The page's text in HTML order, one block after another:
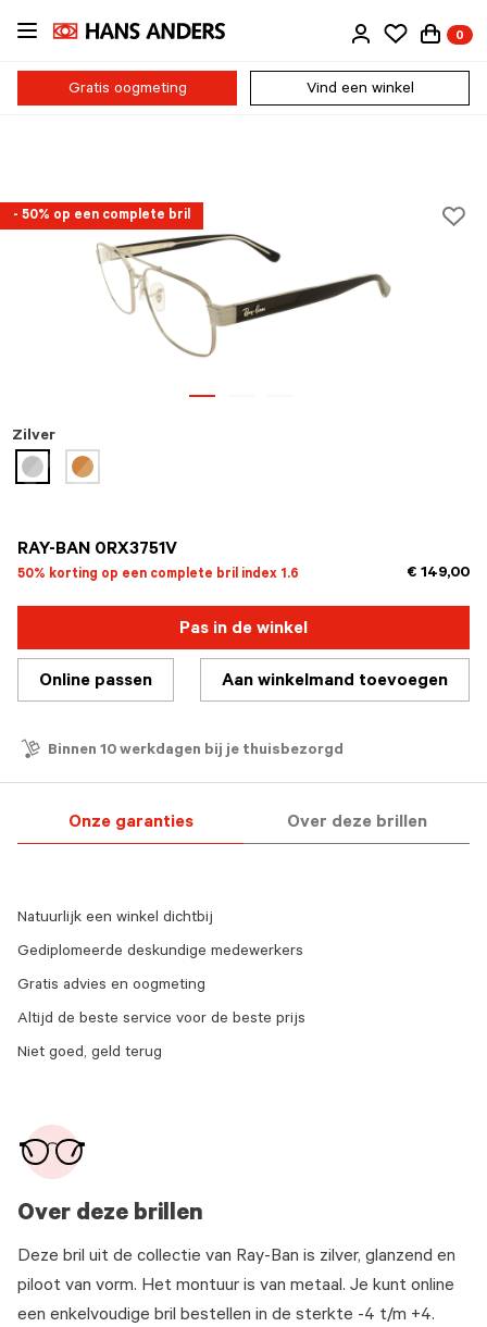
Ga
naar
inhoud
0
Gratis oogmeting Vind een winkel
- 50% op een complete bril
RAY-BAN 0RX3751V
50% korting op een complete bril index 1.6 € 149,00
Zilver
geselecteerd
Pas in de winkel
Online passen Aan winkelmand toevoegen
Binnen 10 werkdagen bij je thuisbezorgd
Onze garanties Over deze brillen
Over deze brillen
Deze bril uit de collectie van Ray-Ban is zilver, glanzend en
piloot van vorm. Het montuur is van metaal. Je kunt online
een enkelvoudige bril bestellen in de sterkte -4 t/m +4.
Natuurlijk een winkel dichtbij
Gediplomeerde deskundige medewerkers
Gratis advies en oogmeting
Altijd de beste service voor de beste prijs
Niet goed, geld terug